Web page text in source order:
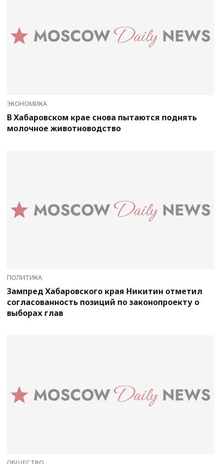
ЭКОНОМИКА
В Хабаровском крае снова пытаются поднять
молочное животноводство
ПОЛИТИКА
Зампред Хабаровского края Никитин отметил
согласованность позиций по законопроекту о
выборах глав